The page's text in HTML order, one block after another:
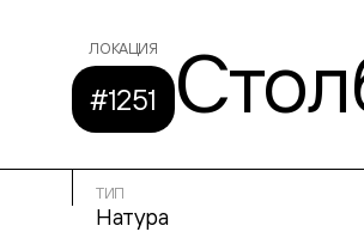
ЛОКАЦИЯ
#1251
ТИП
Натура